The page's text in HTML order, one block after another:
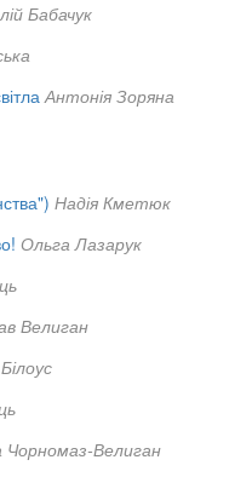
Бабачук
Антонія Зоряна
Надія Кметюк
Ольга Лазарук
Велиган
Чорномаз-Велиган